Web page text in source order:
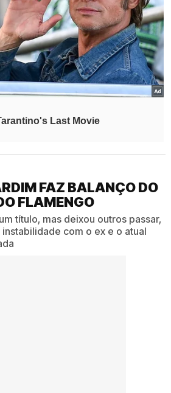
FAZ BALANÇO DO
FLAMENGO
título, mas deixou outros passar,
com o ex e o atual